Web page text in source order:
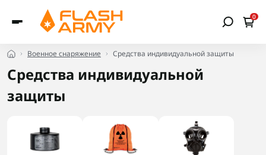
0
Военное снаряжение Средства индивидуальной защиты
Средства индивидуальной
защиты